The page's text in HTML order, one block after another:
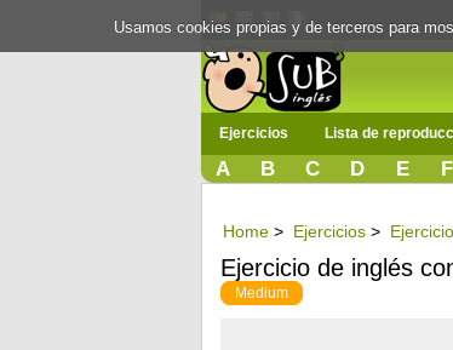
Ejercicios Lista de
A B C D E F
Home > Ejercicios >
Ejercicio de inglés
Medium
Usamos cookies propias y de terceros para